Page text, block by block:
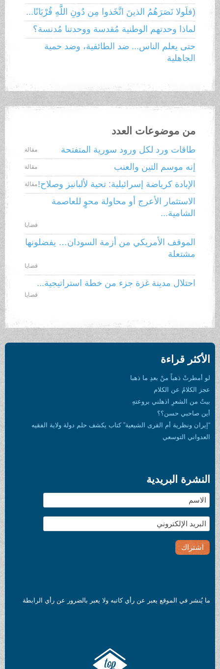
(فلَولا نَصَرَهُمُ الذينَ اتَّخَذوا مِن دُونِ اللَّهِ قُرْبَانًا...
لماذا وحدتهم الوطنية مُقدسة ووحدتنا مُدنسة؟
حتى يعلم الناس... ضد الطائفية، وضد حمية
الجاهلية
من موضوعات العدد
طاقات ورد لكل ورود سورية المتفتحة مقالة
إنه موسم التين والعنب مقالة
الإبادة كرياضة إسرائيلية: تحية لألبانيز وصلاح!مقالة
الاستثمار الأعرج أو محاولة محوٍ للعاصمة
الشامية...
قضايا
الموقف الأمريكي من أزمة السودان… يفضلونها
مشتعلة
قضايا
احتلال مدينة غزة جزء من خطة استراتيجية...
قضايا
الأكثر قراءة
لو أمطرتْ ذهباً منْ بعدِ ما ذهبا
عجز الكلامُ عن الكلام
بيتٌ من الشعرِ اذهلني بروعتهِ
أين صاحبي حسن؟؟
“إيران ونظرية أم القرى الشيعية” كتاب يكشف حلم دولة ولاية الفقيه
العدواني التوسعي
النشرة البريدية
ما يُنشر في الموقع يعبر عن رأي كاتبه ولا يعبر بالضرور عن رأي الرابطة